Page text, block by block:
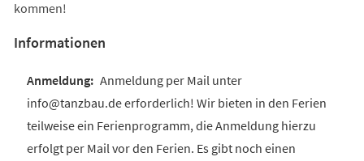
kommen!
Informationen
Anmeldung per Mail unter
info@tanzbau.de erforderlich! Wir bieten in den Ferien
teilweise ein Ferienprogramm, die Anmeldung hierzu
erfolgt per Mail vor den Ferien. Es gibt noch einen